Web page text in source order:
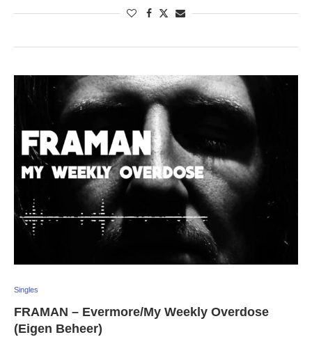
Singles
FRAMAN – Evermore/My Weekly Overdose
(Eigen Beheer)